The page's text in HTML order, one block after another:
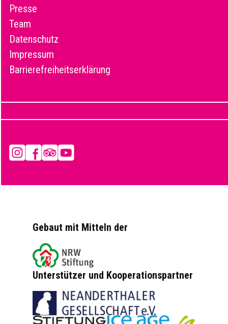
Presse
Team
Datenschutz
Impressum
Barrierefreiheitserklärung
InstagramFacebook
Tripadvisor
YouTube
Gebaut mit Mitteln der
Unterstützer und Kooperationspartner